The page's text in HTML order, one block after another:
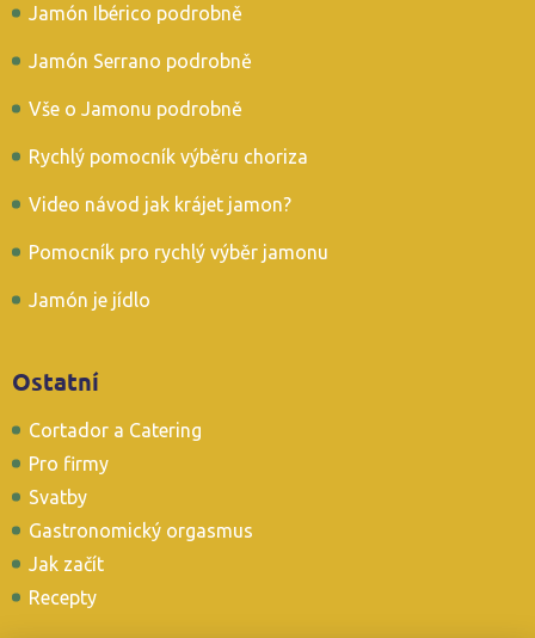
Jamón Ibérico podrobně
Jamón Serrano podrobně
Vše o Jamonu podrobně
Rychlý pomocník výběru choriza
Video návod jak krájet jamon?
Pomocník pro rychlý výběr jamonu
Jamón je jídlo
Ostatní
Cortador a Catering
Pro firmy
Svatby
Gastronomický orgasmus
Jak začít
Recepty